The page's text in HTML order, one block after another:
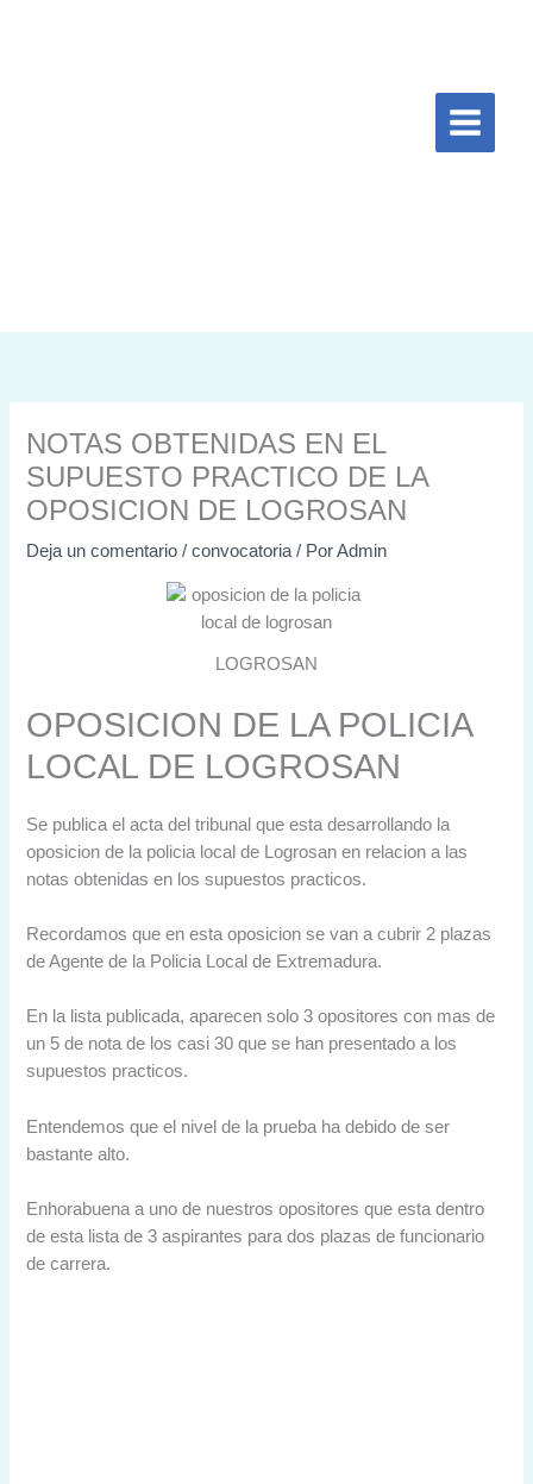
NOTAS OBTENIDAS EN EL
SUPUESTO PRACTICO DE LA
OPOSICION DE LOGROSAN
Deja un comentario /convocatoria/ PorAdmin
LOGROSAN
OPOSICION DE LA POLICIA
LOCAL DE LOGROSAN
Se publica el acta del tribunal que esta desarrollando la
oposicion de la policia local de Logrosan en relacion a las
notas obtenidas en los supuestos practicos.
Recordamos que en esta oposicion se van a cubrir 2 plazas
de Agente de la Policia Local de Extremadura.
En la lista publicada, aparecen solo 3 opositores con mas de
un 5 de nota de los casi 30 que se han presentado a los
supuestos practicos.
Entendemos que el nivel de la prueba ha debido de ser
bastante alto.
Enhorabuena a uno de nuestros opositores que esta dentro
de esta lista de 3 aspirantes para dos plazas de funcionario
de carrera.